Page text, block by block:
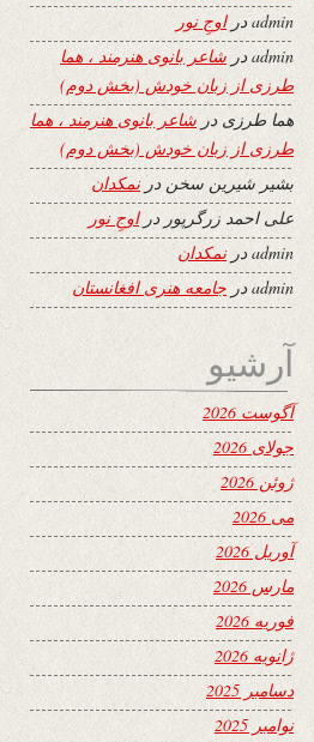
adminدراوجِ نور
adminدر شاعر بانوی هنرمند ، هما
طرزی از زبان خودش (بخش دوم)
هما طرزی در شاعر بانوی هنرمند ، هما
طرزی از زبان خودش (بخش دوم)
بشیر شیرین سخن درنمکدان
علی احمد زرگرپور دراوجِ نور
adminدرنمکدان
admin در جامعه هنری افغانستان
آرشیو
آگوست 2026
جولای 2026
ژوئن 2026
می 2026
آوریل 2026
مارس 2026
فوریه 2026
ژانویه 2026
دسامبر 2025
نوامبر 2025